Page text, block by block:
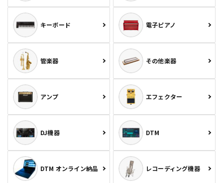
キーボード 電子ピアノ
管楽器 その他楽器
アンプ エフェクター
DJ機器 DTM
DTM オンライン納品 レコーディング機器